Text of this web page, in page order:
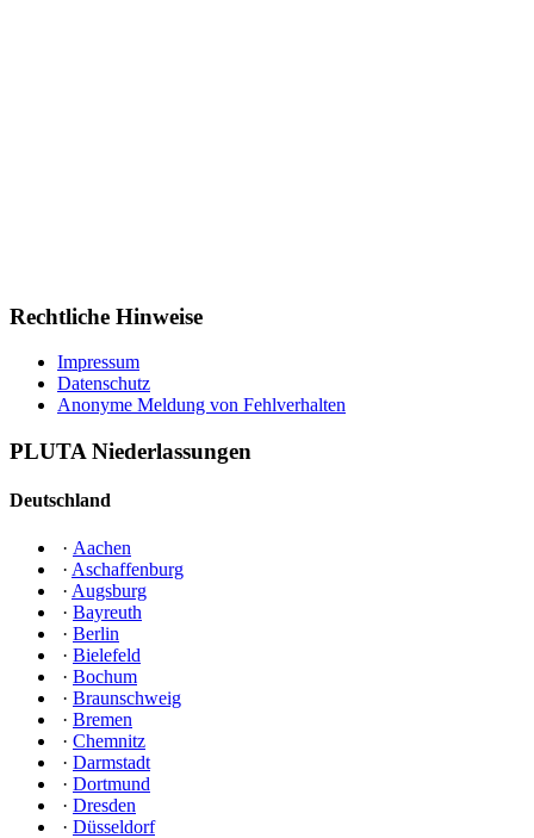
Rechtliche Hinweise
Impressum
Datenschutz
Anonyme Meldung von Fehlverhalten
PLUTA Niederlassungen
Deutschland
· Aachen
· Aschaffenburg
· Augsburg
· Bayreuth
· Berlin
· Bielefeld
· Bochum
· Braunschweig
· Bremen
· Chemnitz
· Darmstadt
· Dortmund
· Dresden
· Düsseldorf